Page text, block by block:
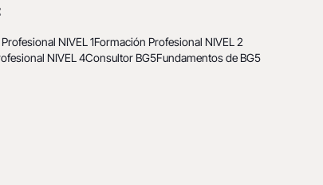
NIVEL 1Formación Profesional NIVEL 2
NIVEL 4Consultor BG5Fundamentos de BG5